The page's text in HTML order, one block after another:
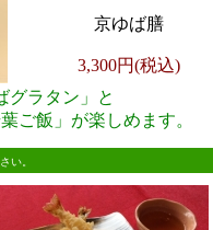
京ゆば膳
3,300円(税込)
グラタン」と
ご飯」が楽しめます。
い。